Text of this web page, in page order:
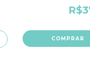
COMPRAR